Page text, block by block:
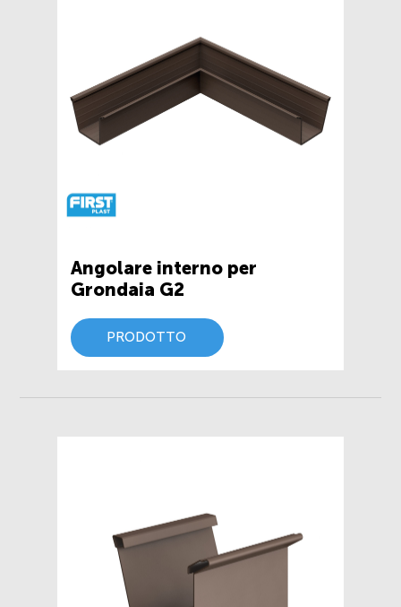
Angolare interno per
Grondaia G2
PRODOTTO